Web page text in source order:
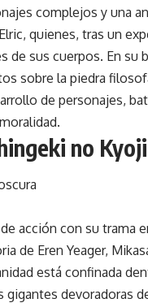
complejos y una
quienes, tras un
de sus cuerpos. En su
sobre la piedra
de personajes,
no
acción con su trama
de Eren Yeager,
está confinada
devoradoras